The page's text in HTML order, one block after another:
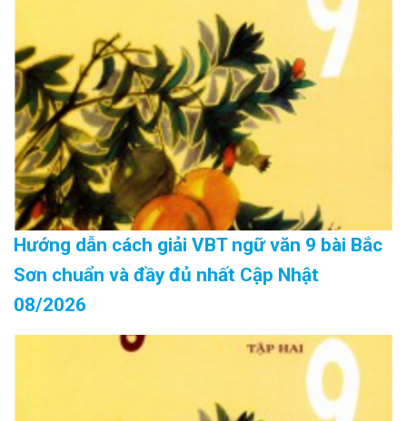
Hướng dẫn cách giải VBT ngữ văn 9 bài Bắc
Sơn chuẩn và đầy đủ nhất Cập Nhật
08/2026